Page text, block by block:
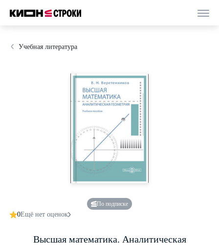
Учебная литература
По подписке
0Ещё нет оценок
Высшая математика. Аналитическая